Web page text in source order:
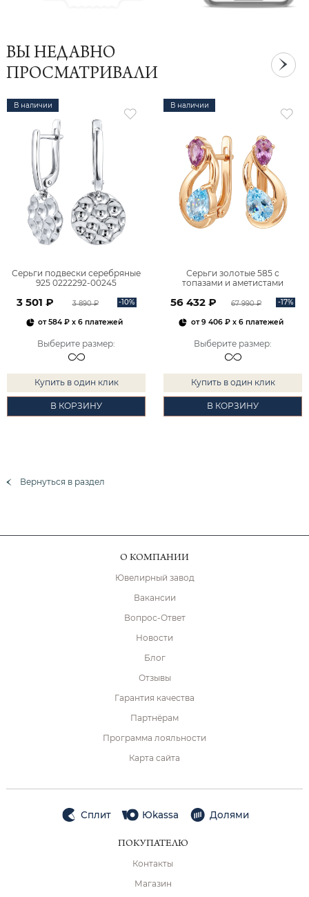
ВЫ НЕДАВНО
ПРОСМАТРИВАЛИ
В наличии
Серьги подвески серебряные
925 0222292-00245
3 501 ₽ 3 890 ₽ -10%
от584 ₽ x 6 платежей
Выберите размер:
Купить в один клик
В КОРЗИНУ
В наличии
Серьги золотые 585 с
топазами и аметистами
56 432 ₽ 67 990 ₽ -17%
от9 406 ₽x 6 платежей
Выберите размер:
Купить в один клик
В КОРЗИНУ
Вернуться в раздел
О КОМПАНИИ
Ювелирный завод
Вакансии
Вопрос-Ответ
Новости
Блог
Отзывы
Гарантия качества
Партнёрам
Программа лояльности
Карта сайта
Сплит Юkassa Долями
ПОКУПАТЕЛЮ
Контакты
Магазин